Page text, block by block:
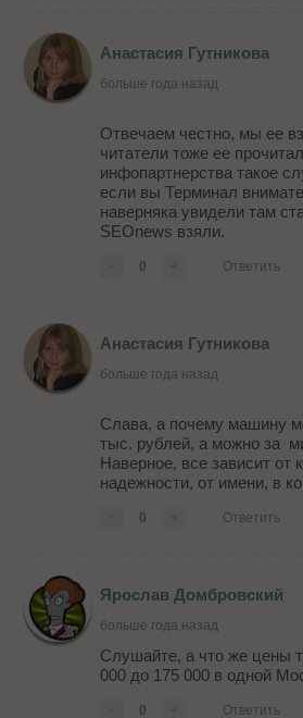
Анастасия Гутникова
больше года назад
Отвечаем честно, мы ее
читатели тоже ее
инфопартнерства такое
если вы Терминал
наверняка увидели там
SEOnews взяли.
0 Ответить
Анастасия Гутникова
больше года назад
Слава, а почему машину
тыс. рублей, а можно за
Наверное, все зависит от
надежности, от имени, в
0 Ответить
Ярослав Домбровский
больше года назад
Слушайте, а что же цены
000 до 175 000 в одной
0 Ответить